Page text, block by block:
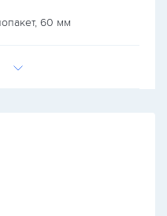
60 мм